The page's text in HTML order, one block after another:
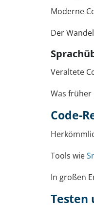
Moderne
Der
Veraltete
Was
Code-
Tools wie
In großen
Testen